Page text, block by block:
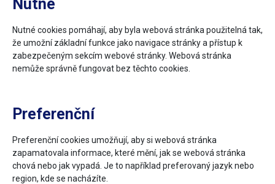
Nutné
Nutné cookies pomáhají, aby byla webová stránka použitelná tak,
že umožní základní funkce jako navigace stránky a přístup k
zabezpečeným sekcím webové stránky. Webová stránka
nemůže správně fungovat bez těchto cookies.
Preferenční
Preferenční cookies umožňují, aby si webová stránka
zapamatovala informace, které mění, jak se webová stránka
chová nebo jak vypadá. Je to například preferovaný jazyk nebo
region, kde se nacházíte.